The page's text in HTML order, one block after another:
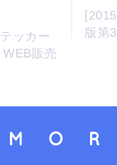
ッカー
販売
版第